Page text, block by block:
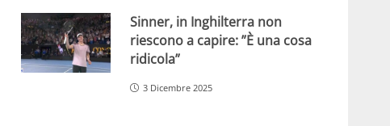
Sinner, in Inghilterra non
riescono a capire: ”È una cosa
ridicola”
3 Dicembre 2025